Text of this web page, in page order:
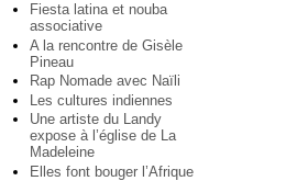
Fiesta latina et nouba
associative
A la rencontre de Gisèle
Pineau
Rap Nomade avec Naïli
Les cultures indiennes
Une artiste du Landy
expose à l’église de La
Madeleine
Elles font bouger l’Afrique